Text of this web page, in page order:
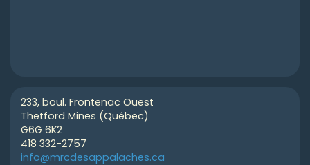
233, boul. Frontenac Ouest
Thetford Mines (Québec)
G6G 6K2
418 332-2757
info@mrcdesappalaches.ca